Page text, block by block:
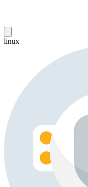
linux